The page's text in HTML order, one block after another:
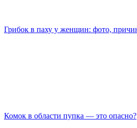
Грибок в паху у женщин: фото,
Комок в области пупка — это опасно?